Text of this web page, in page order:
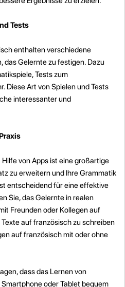
Tests
enthalten verschiedene
das Gelernte zu festigen. Dazu
Tests zum
Diese Art von Spielen und Tests
interessanter und
von Apps ist eine großartige
zu erweitern und Ihre Grammatik
entscheidend für eine effektive
Sie, das Gelernte in realen
Freunden oder Kollegen auf
auf französisch zu schreiben
auf französisch mit oder ohne
dass das Lernen von
oder Tablet bequem